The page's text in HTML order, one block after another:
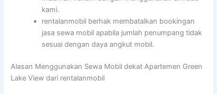
kami.
rentalanmobil berhak membatalkan bookingan
jasa sewa mobil apabila jumlah penumpang tidak
sesuai dengan daya angkut mobil.
Alasan Menggunakan Sewa Mobil dekat Apartemen Green
Lake View dari rentalanmobil